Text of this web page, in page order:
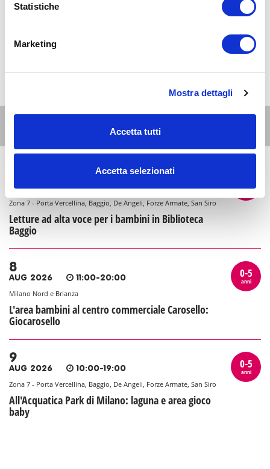
Statistiche
Marketing
Mostra dettagli
Accetta tutti
Accetta selezionati
Altri eventi per questa età
AUG 2026 17:00-18:30
Zona 7 - Porta Vercellina, Baggio, De Angeli, Forze Armate, San Siro
Letture ad alta voce per i bambini in Biblioteca
Baggio
anni
8
AUG 2026 11:00-20:00
Milano Nord e Brianza
L'area bambini al centro commerciale Carosello:
Giocarosello
0-5
anni
9
AUG 2026 10:00-19:00
Zona 7 - Porta Vercellina, Baggio, De Angeli, Forze Armate, San Siro
All'Acquatica Park di Milano: laguna e area gioco
baby
0-5
anni